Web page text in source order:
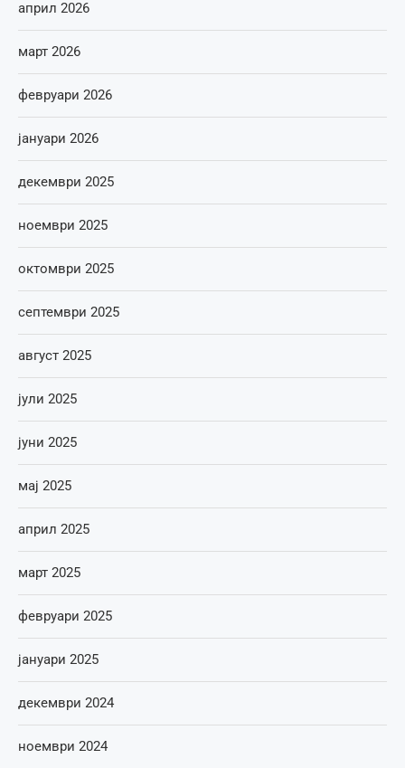
април 2026
март 2026
февруари 2026
јануари 2026
декември 2025
ноември 2025
октомври 2025
септември 2025
август 2025
јули 2025
јуни 2025
мај 2025
април 2025
март 2025
февруари 2025
јануари 2025
декември 2024
ноември 2024